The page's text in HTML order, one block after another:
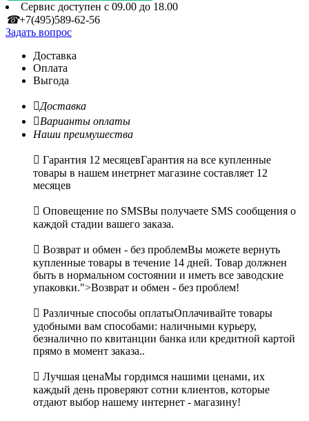
Сервис доступен с 09.00 до 18.00
☎+7(495)589-62-56
Задать вопрос
Доставка
Оплата
Выгода
Доставка
Варианты оплаты
Наши преимушества
 Гарантия 12 месяцевГарантия на все купленные
товары в нашем инетрнет магазине составляет 12
месяцев
 Оповещение по SMSВы получаете SMS сообщения о
каждой стадии вашего заказа.
 Возврат и обмен - без проблемВы можете вернуть
купленные товары в течение 14 дней. Товар должнен
быть в нормальном состоянии и иметь все заводские
упаковки.">Возврат и обмен - без проблем!
 Различные способы оплатыОплачивайте товары
удобными вам способами: наличными курьеру,
безналично по квитанции банка или кредитной картой
прямо в момент заказа..
 Лучшая ценаМы гордимся нашими ценами, их
каждый день проверяют сотни клиентов, которые
отдают выбор нашему интернет - магазину!